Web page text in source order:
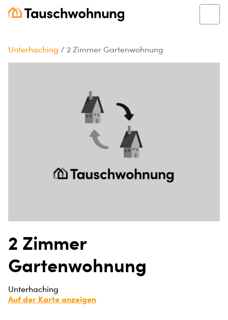
Unterhaching / 2 Zimmer Gartenwohnung
2 Zimmer
Gartenwohnung
Unterhaching
Auf der Karte anzeigen